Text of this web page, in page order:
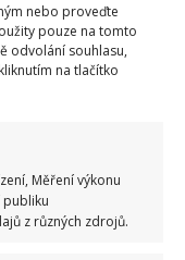
nebo proveďte
pouze na tomto
odvolání souhlasu,
na tlačítko
Měření výkonu
publiku
z různých zdrojů.